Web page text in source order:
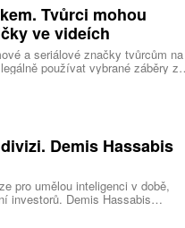
Tvůrci mohou
ve videích
a seriálové značky tvůrcům na
používat vybrané záběry z
také na platformě Disney Verts.
Demis Hassabis
pro umělou inteligenci v době,
investorů. Demis Hassabis
a zaměří se na vývoj pokročilé